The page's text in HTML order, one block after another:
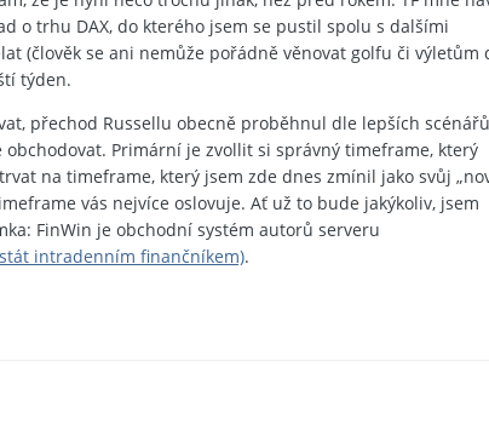
o trhu DAX, do kterého jsem se pustil spolu s dalšími
(člověk se ani nemůže pořádně věnovat golfu či výletům
týden.
přechod Russellu obecně proběhnul dle lepších
Primární je zvollit si správný timeframe, který
na timeframe, který jsem zde dnes zmínil jako svůj
vás nejvíce oslovuje. Ať už to bude jakýkoliv, jsem
FinWin je obchodní systém autorů serveru
stát intradenním finančníkem).